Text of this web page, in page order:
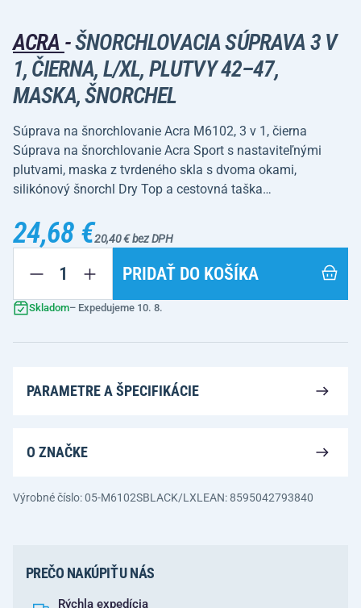
ACRA -ŠNORCHLOVACIA SÚPRAVA 3 V
1, ČIERNA, L/XL, PLUTVY 42–47,
MASKA, ŠNORCHEL
Súprava na šnorchlovanie Acra M6102, 3 v 1, čierna
Súprava na šnorchlovanie Acra Sport s nastaviteľnými
plutvami, maska z tvrdeného skla s dvoma okami,
silikónový šnorchl Dry Top a cestovná taška…
24,68 €20,40 € bez DPH
PRIDAŤ DO KOŠÍKA
Skladom– Expedujeme 10. 8.
PARAMETRE A ŠPECIFIKÁCIE
O ZNAČKE
Výrobné číslo: 05-M6102SBLACK/LXL EAN: 8595042793840
PREČO NAKÚPIŤ U NÁS
Rýchla expedícia